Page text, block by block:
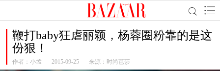
鞭打baby狂虐丽颖，杨蓉圈粉靠的是这
份狠！
作者： 小孟 2015-09-25 来源：时尚芭莎